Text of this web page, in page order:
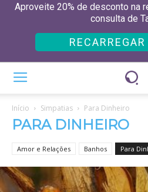
Início Simpatias Para Dinheiro
PARA DINHEIRO
Amor e Relações Banhos Para
Aproveite 20% de desconto na
consulta de